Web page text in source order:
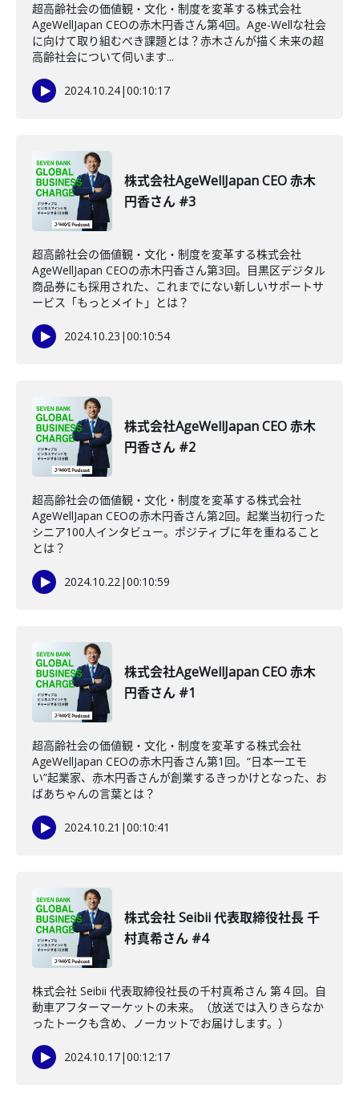
超高齢社会の価値観・文化・制度を変革する株式会社
AgeWellJapan CEOの赤木円香さん第4回。Age-Wellな社会
に向けて取り組むべき課題とは？赤木さんが描く未来の超
高齢社会について伺います...
2024.10.24|00:10:17
株式会社AgeWellJapan CEO 赤木
円香さん #3
超高齢社会の価値観・文化・制度を変革する株式会社
AgeWellJapan CEOの赤木円香さん第3回。目黒区デジタル
商品券にも採用された、これまでにない新しいサポートサ
ービス「もっとメイト」とは？
2024.10.23 |00:10:54
株式会社AgeWellJapan CEO 赤木
円香さん #2
超高齢社会の価値観・文化・制度を変革する株式会社
AgeWellJapan CEOの赤木円香さん第2回。起業当初行った
シニア100人インタビュー。ポジティブに年を重ねること
とは？
2024.10.22|00:10:59
株式会社AgeWellJapan CEO 赤木
円香さん #1
超高齢社会の価値観・文化・制度を変革する株式会社
AgeWellJapan CEOの赤木円香さん第1回。“日本一エモ
い”起業家、赤木円香さんが創業するきっかけとなった、お
ばあちゃんの言葉とは？
2024.10.21 |00:10:41
株式会社 Seibii 代表取締役社長 千
村真希さん #4
株式会社 Seibii 代表取締役社長の千村真希さん 第４回。自
動車アフターマーケットの未来。（放送では入りきらなか
ったトークも含め、ノーカットでお届けします。）
2024.10.17|00:12:17